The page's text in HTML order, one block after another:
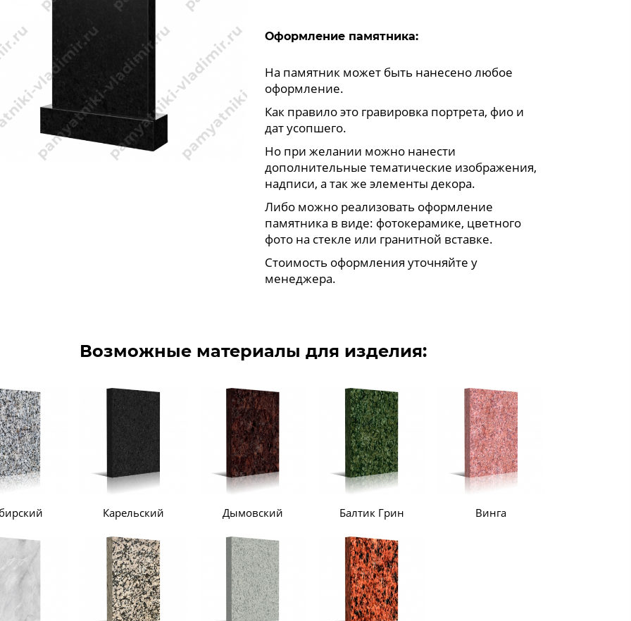
Оформление памятника:
На памятник может быть нанесено любое
оформление.
Как правило это гравировка портрета, фио и
дат усопшего.
Но при желании можно нанести
дополнительные тематические изображения,
надписи, а так же элементы декора.
Либо можно реализовать оформление
памятника в виде: фотокерамике, цветного
фото на стекле или гранитной вставке.
Стоимость оформления уточняйте у
менеджера.
Возможные материалы для изделия:
Карельский Дымовский Балтик Грин Винга